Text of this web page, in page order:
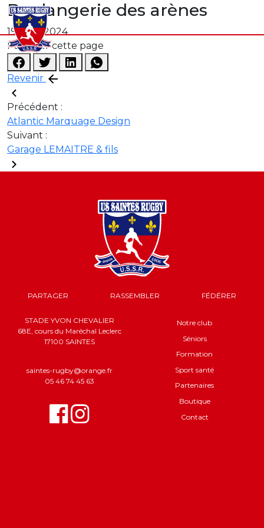
Boulangerie des arènes
19 août 2024
Revenir
Partager cette page
Précédent :
Atlantic Marquage Design
Suivant :
Garage LEMAITRE & fils
PARTAGER RASSEMBLER FÉDÉRER
STADE YVON CHEVALIER
68E, cours du Maréchal Leclerc
17100 SAINTES
saintes-rugby@orange.fr
05 46 74 45 63
Notre club
Séniors
Formation
Sport santé
Partenaires
Boutique
Contact